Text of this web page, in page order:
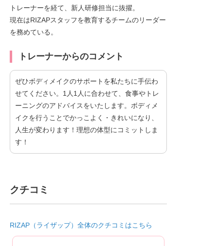
トレーナーを経て、新人研修担当に抜擢。
現在はRIZAPスタッフを教育するチームのリーダー
を務めている。
トレーナーからのコメント
ぜひボディメイクのサポートを私たちに手伝わ
せてください。1人1人に合わせて、食事やトレ
ーニングのアドバイスをいたします。ボディメ
イクを行うことでかっこよく・きれいになり、
人生が変わります！理想の体型にコミットしま
す！
クチコミ
RIZAP（ライザップ）全体のクチコミはこちら